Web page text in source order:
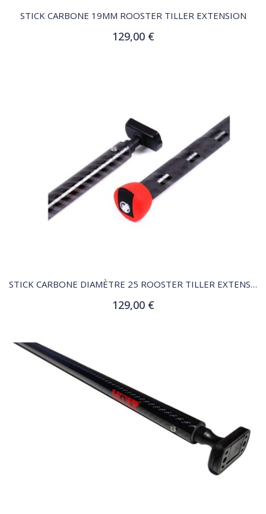
STICK CARBONE 19MM ROOSTER TILLER EXTENSION
129,00 €
Ajouter au panier
STICK CARBONE DIAMÈTRE 25 ROOSTER TILLER EXTENSION
129,00 €
Ajouter au panier